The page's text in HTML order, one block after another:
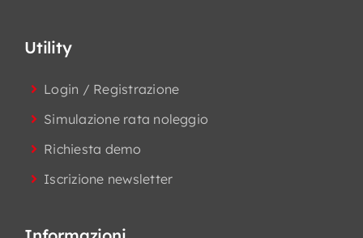
Utility
Login / Registrazione
Simulazione rata noleggio
Richiesta demo
Iscrizione newsletter